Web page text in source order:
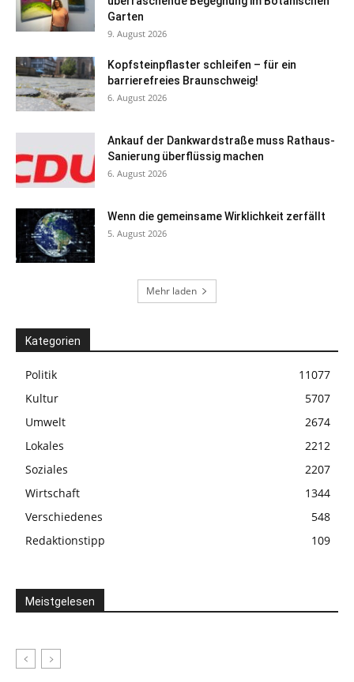
Garten
9. August 2026
Kopfsteinpflaster schleifen – für ein
barrierefreies Braunschweig!
6. August 2026
Ankauf der Dankwardstraße muss Rathaus-
Sanierung überflüssig machen
6. August 2026
Wenn die gemeinsame Wirklichkeit zerfällt
5. August 2026
Mehr laden
Kategorien
Politik
11077
Kultur
5707
Umwelt
2674
Lokales
2212
Soziales
2207
Wirtschaft
1344
Verschiedenes
548
Redaktionstipp
109
Meistgelesen